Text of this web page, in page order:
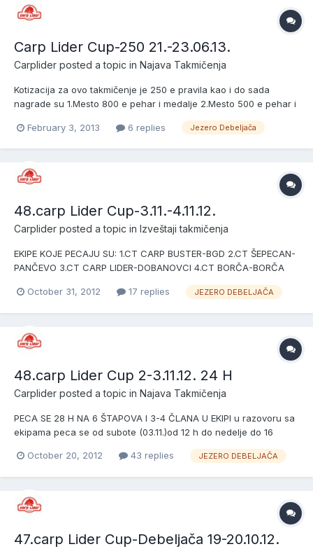
Carp Lider Cup-250 21.-23.06.13.
Carplider posted a topic in Najava Takmičenja
Kotizacija za ovo takmičenje je 250 e pravila kao i do sada
nagrade su 1.Mesto 800 e pehar i medalje 2.Mesto 500 e pehar i
February 3, 2013
6 replies Jezero Debeljača
48.carp Lider Cup-3.11.-4.11.12.
Carplider posted a topic in Izveštaji takmičenja
EKIPE KOJE PECAJU SU: 1.CT CARP BUSTER-BGD 2.CT ŠEPECAN-
PANČEVO 3.CT CARP LIDER-DOBANOVCI 4.CT BORČA-BORČA
VIKORY-ŠIMANOVCI VALJEVO 8.CT LEPI-POŽAREVAC 9.CT
October 31, 2012 17 replies JEZERO DEBELJAČA
48.carp Lider Cup 2-3.11.12. 24 H
Carplider posted a topic in Najava Takmičenja
PECA SE 28 H NA 6 ŠTAPOVA I 3-4 ČLANA U EKIPI u razovoru sa
ekipama peca se od subote (03.11.)od 12 h do nedelje do 16
(subota) PRIJAVLJENE EKIPE SU . 1.CT CARP BUSTER-BGD 2.CT
October 20, 2012 43 replies JEZERO DEBELJAČA
47.carp Lider Cup-Debeljača 19-20.10.12.